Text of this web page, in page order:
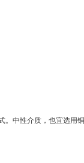
。中性介质，也宜选用